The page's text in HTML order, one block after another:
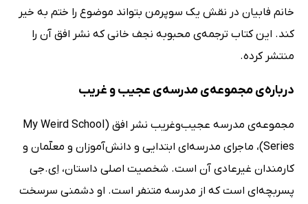
خانم فابیان در نقش یک سوپرمن بتواند موضوع را ختم به خیر
کند. این کتاب ترجمه‌ی محبوبه نجف خانی که نشر افق آن را
منتشر کرده.
درباره‌ی مجموعه‌ی مدرسه‌ی عجیب و غریب
مجموعه‌ی مدرسه عجیب‌وغریب نشر افق (My Weird School
Series)، ماجرای مدرسه‌ای ابتدایی و دانش‌آموزان و معلّمان و
کارمندان غیرعادی آن است. شخصیت اصلی داستان، اِی.‌جی
پسربچه‌ای است که از مدرسه متنفر است. او دشمنی سرسخت